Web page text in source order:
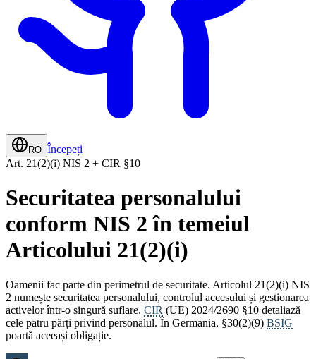
RO Începeți
Art. 21(2)(i) NIS 2 + CIR §10
Securitatea personalului
conform NIS 2 în temeiul
Articolului 21(2)(i)
Oamenii fac parte din perimetrul de securitate. Articolul 21(2)(i) NIS
2 numește securitatea personalului, controlul accesului și gestionarea
activelor într-o singură suflare. CIR (UE) 2024/2690 §10 detaliază
cele patru părți privind personalul. În Germania, §30(2)(9) BSIG
poartă aceeași obligație.